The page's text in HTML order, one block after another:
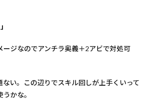
ージなのでアンチラ奥義＋2アビで対処可
ない。この辺りでスキル回しが上手くいって
かな。